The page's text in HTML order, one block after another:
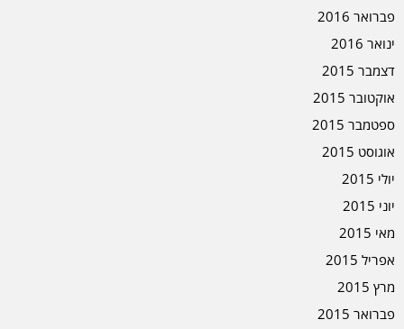
פברואר 2016
ינואר 2016
דצמבר 2015
אוקטובר 2015
ספטמבר 2015
אוגוסט 2015
יולי 2015
יוני 2015
מאי 2015
אפריל 2015
מרץ 2015
פברואר 2015